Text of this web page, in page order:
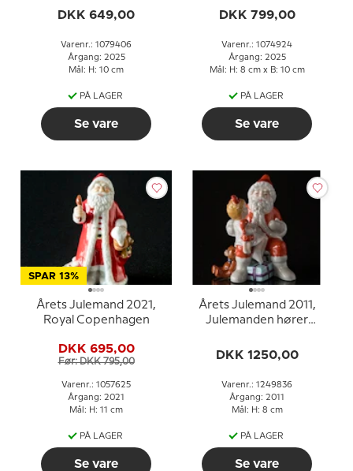
DKK 649,00
Varenr.: 1079406
Årgang: 2025
Mål: H: 10 cm
PÅ LAGER
Se vare
DKK 799,00
Varenr.: 1074924
Årgang: 2025
Mål: H: 8 cm x B: 10 cm
PÅ LAGER
Se vare
SPAR 13%
Årets Julemand 2021,
Royal Copenhagen
DKK 695,00
Før: DKK 795,00
Varenr.: 1057625
Årgang: 2021
Mål: H: 11 cm
PÅ LAGER
Se vare
Årets Julemand 2011,
Julemanden hører
DKK 1250,00
Varenr.: 1249836
Årgang: 2011
Mål: H: 8 cm
PÅ LAGER
Se vare